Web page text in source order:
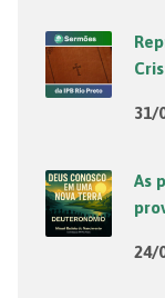
31/
As
24/